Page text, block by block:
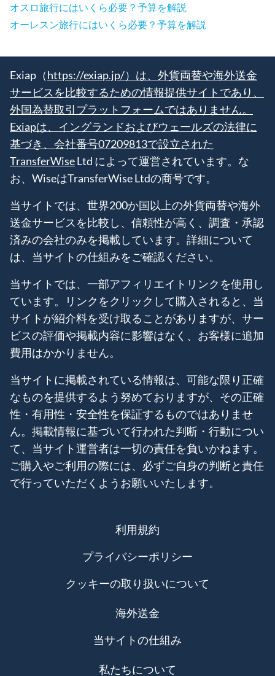
オスロ旅行にはいくら必要？予算を解説
オーレスン旅行にはいくら必要？予算を解説
Exiap（https://exiap.jp/）は、外貨両替や海外送金
サービスを比較するための情報提供サイトであり、
外国為替取引プラットフォームではありません。
Exiapは、イングランドおよびウェールズの法律に
基づき、会社番号07209813で設立された
TransferWiseLtd によって運営されています。な
お、WiseはTransferWise Ltdの商号です。
当サイトでは、世界200か国以上の外貨両替や海外
送金サービスを比較し、信頼性が高く、調査・承認
済みの会社のみを掲載しています。詳細について
は、当サイトの仕組みをご確認ください。
当サイトでは、一部アフィリエイトリンクを使用し
ています。リンクをクリックして購入されると、当
サイトが紹介料を受け取ることがありますが、サー
ビスの評価や掲載内容に影響はなく、お客様に追加
費用はかかりません。
当サイトに掲載されている情報は、可能な限り正確
なものを提供するよう努めておりますが、その正確
性・有用性・安全性を保証するものではありませ
ん。掲載情報に基づいて行われた判断・行動につい
て、当サイト運営者は一切の責任を負いかねます。
ご購入やご利用の際には、必ずご自身の判断と責任
で行っていただくようお願いいたします。
利用規約
プライバシーポリシー
クッキーの取り扱いについて
海外送金
当サイトの仕組み
私たちについて